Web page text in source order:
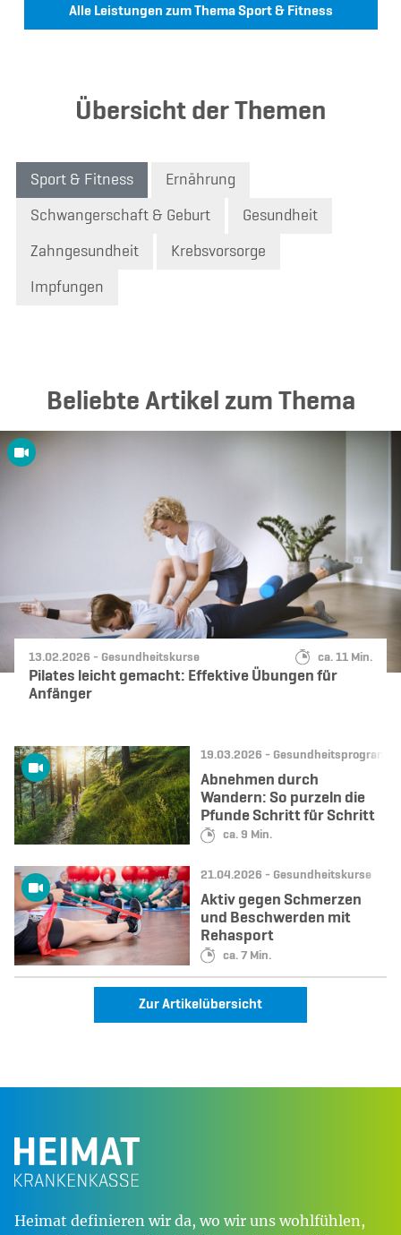
Alle Leistungen zum Thema Sport & Fitness
Übersicht der Themen
Sport & Fitness Ernährung
Schwangerschaft & Geburt Gesundheit
Zahngesundheit Krebsvorsorge
Impfungen
Beliebte Artikel zum Thema
Datum:
13.02.2026 - Kategorie:
Gesundheitskurse Lesedauer:
ca. 11 Min.
Pilates leicht gemacht: Effektive Übungen für
Anfänger
Datum:
19.03.2026 - Kategorie:
Lesedauer:
ca. 9 Min.
Abnehmen durch
Wandern: So purzeln die
Pfunde Schritt für Schritt
Datum:
21.04.2026 - Kategorie:
Gesundheitskurse
Lesedauer:
ca. 7 Min.
Aktiv gegen Schmerzen
und Beschwerden mit
Rehasport
Zur Artikelübersicht
Heimat definieren wir da, wo wir uns wohlfühlen,